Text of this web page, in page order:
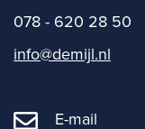
078 - 620 28 50
info@demijl.nl
E-mail